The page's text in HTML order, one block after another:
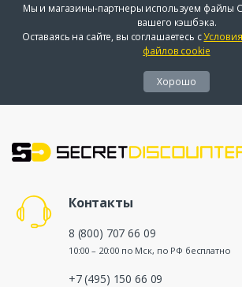
Мы и магазины-партнеры используем файлы
вашего кэшбэка.
Оставаясь на сайте, вы соглашаетесь с
файлов cookie
Хорошо
Контакты
8 (800) 707 66 09
10:00 – 20:00 по Мск, по РФ бесплатно
+7 (495) 150 66 09